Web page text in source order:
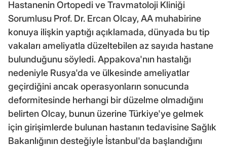
Hastanenin Ortopedi ve Travmatoloji Kliniği
Sorumlusu Prof. Dr. Ercan Olcay, AA muhabirine
konuya ilişkin yaptığı açıklamada, dünyada bu tip
vakaları ameliyatla düzeltebilen az sayıda hastane
bulunduğunu söyledi. Appakova'nın hastalığı
nedeniyle Rusya'da ve ülkesinde ameliyatlar
geçirdiğini ancak operasyonların sonucunda
deformitesinde herhangi bir düzelme olmadığını
belirten Olcay, bunun üzerine Türkiye'ye gelmek
için girişimlerde bulunan hastanın tedavisine Sağlık
Bakanlığının desteğiyle İstanbul'da başlandığını